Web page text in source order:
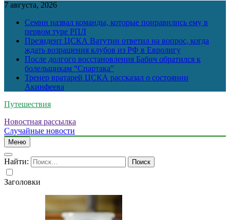
7 августа, 2026
Семин назвал команды, которые понравились ему в
первом туре РПЛ
Президент ЦСКА Ватутин ответил на вопрос, когда
ждать возращения клубов из РФ в Евролигу
После долгого восстановления Бабич обратился к
болельщикам “Спартака”
Тренер вратарей ЦСКА рассказал о состоянии
Акинфеева
Путешествия
Новостная рассылка
Случайные новости
Меню
Найти:
Заголовки